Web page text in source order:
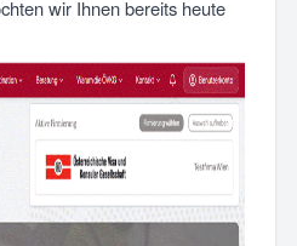
wir Ihnen bereits heute